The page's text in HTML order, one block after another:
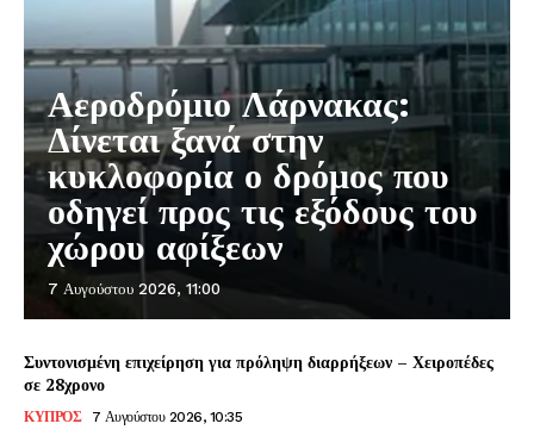
Αεροδρόμιο Λάρνακας:
Δίνεται ξανά στην
κυκλοφορία ο δρόμος που
οδηγεί προς τις εξόδους του
χώρου αφίξεων
7 Αυγούστου 2026, 11:00
Συντονισμένη επιχείρηση για πρόληψη διαρρήξεων – Χειροπέδες
σε 28χρονο
ΚΥΠΡΟΣ 7 Αυγούστου 2026, 10:35